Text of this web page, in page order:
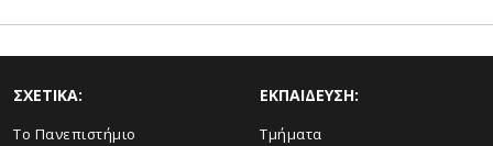
ΣΧΕΤΙΚΑ:
Το Πανεπιστήμιο
ΕΚΠΑΙΔΕΥΣΗ:
Τμήματα